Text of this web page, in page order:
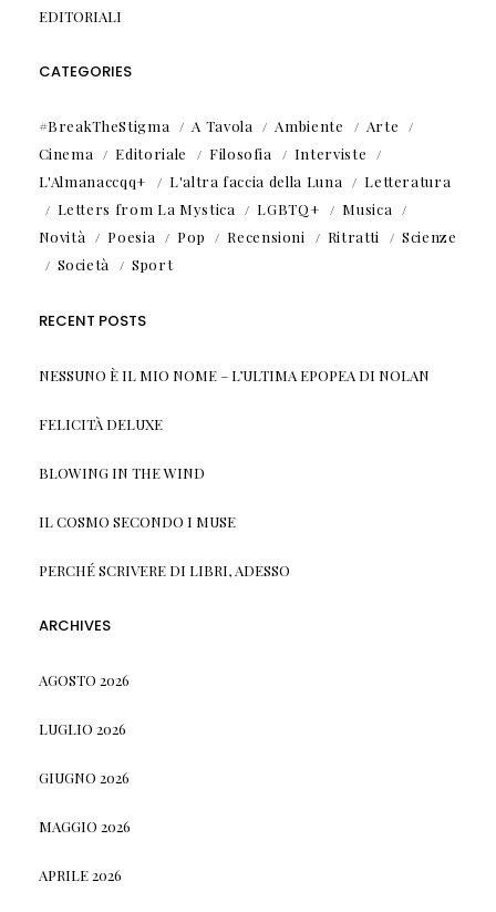
EDITORIALI
CATEGORIES
#BreakTheStigma A Tavola Ambiente
Arte
Cinema
Editoriale Filosofia
Interviste
L'Almanaccqq+
L'altra faccia della Luna
Letteratura
Letters from La Mystica
LGBTQ+
Musica
Novità
Poesia Pop Recensioni Ritratti
Scienze
Società
Sport
RECENT POSTS
NESSUNO È IL MIO NOME – L’ULTIMA EPOPEA DI NOLAN
FELICITÀ DELUXE
BLOWING IN THE WIND
IL COSMO SECONDO I MUSE
PERCHÉ SCRIVERE DI LIBRI, ADESSO
ARCHIVES
AGOSTO 2026
LUGLIO 2026
GIUGNO 2026
MAGGIO 2026
APRILE 2026